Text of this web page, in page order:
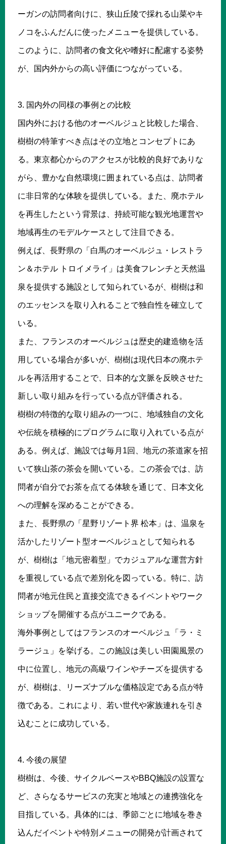
ーガンの訪問者向けに、狭山丘陵で採れる山菜やキ
ノコをふんだんに使ったメニューを提供している。
このように、訪問者の食文化や嗜好に配慮する姿勢
が、国内外からの高い評価につながっている。
3. 国内外の同様の事例との比較
国内外における他のオーベルジュと比較した場合、
樹樹の特筆すべき点はその立地とコンセプトにあ
る。東京都心からのアクセスが比較的良好でありな
がら、豊かな自然環境に囲まれている点は、訪問者
に非日常的な体験を提供している。また、廃ホテル
を再生したという背景は、持続可能な観光地運営や
地域再生のモデルケースとして注目できる。
例えば、長野県の「白馬のオーベルジュ・レストラ
ン＆ホテル トロイメライ」は美食フレンチと天然温
泉を提供する施設として知られているが、樹樹は和
のエッセンスを取り入れることで独自性を確立して
いる。
また、フランスのオーベルジュは歴史的建造物を活
用している場合が多いが、樹樹は現代日本の廃ホテ
ルを再活用することで、日本的な文脈を反映させた
新しい取り組みを行っている点が評価される。
樹樹の特徴的な取り組みの一つに、地域独自の文化
や伝統を積極的にプログラムに取り入れている点が
ある。例えば、施設では毎月1回、地元の茶道家を招
いて狭山茶の茶会を開いている。この茶会では、訪
問者が自分でお茶を点てる体験を通じて、日本文化
への理解を深めることができる。
また、長野県の「星野リゾート界 松本」は、温泉を
活かしたリゾート型オーベルジュとして知られる
が、樹樹は「地元密着型」でカジュアルな運営方針
を重視している点で差別化を図っている。特に、訪
問者が地元住民と直接交流できるイベントやワーク
ショップを開催する点がユニークである。
海外事例としてはフランスのオーベルジュ「ラ・ミ
ラージュ」を挙げる。この施設は美しい田園風景の
中に位置し、地元の高級ワインやチーズを提供する
が、樹樹は、リーズナブルな価格設定である点が特
徴である。これにより、若い世代や家族連れを引き
込むことに成功している。
4. 今後の展望
樹樹は、今後、サイクルベースやBBQ施設の設置な
ど、さらなるサービスの充実と地域との連携強化を
目指している。具体的には、季節ごとに地域を巻き
込んだイベントや特別メニューの開発が計画されて